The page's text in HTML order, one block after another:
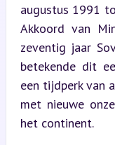
augustus 1991
Akkoord van
zeventig jaar
betekende dit
een tijdperk van
met nieuwe
het continent.